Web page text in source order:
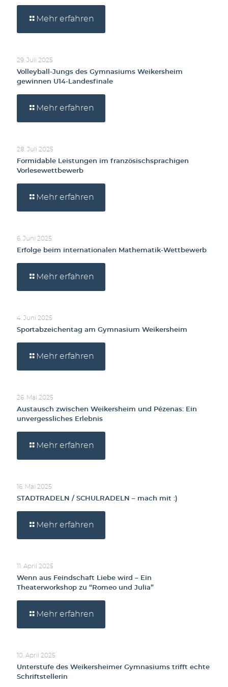
Mehr erfahren
29. Juli 2025
Volleyball-Jungs des Gymnasiums Weikersheim
gewinnen U14-Landesfinale
Mehr erfahren
28. Juli 2025
Formidable Leistungen im französischsprachigen
Vorlesewettbewerb
Mehr erfahren
6. Juni 2025
Erfolge beim internationalen Mathematik-Wettbewerb
Mehr erfahren
4. Juni 2025
Sportabzeichentag am Gymnasium Weikersheim
Mehr erfahren
26. Mai 2025
Austausch zwischen Weikersheim und Pézenas: Ein
unvergessliches Erlebnis
Mehr erfahren
16. Mai 2025
STADTRADELN / SCHULRADELN – mach mit :)
Mehr erfahren
11. April 2025
Wenn aus Feindschaft Liebe wird – Ein
Theaterworkshop zu “Romeo und Julia”
Mehr erfahren
10. April 2025
Unterstufe des Weikersheimer Gymnasiums trifft echte
Schriftstellerin